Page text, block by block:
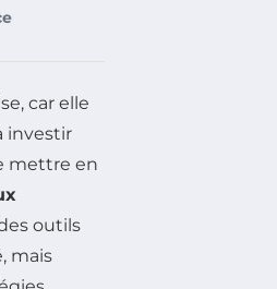
car elle
investir
mettre en
outils
mais